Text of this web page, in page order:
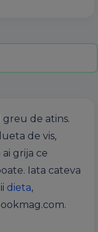
greu de atins.
de vis,
grija ce
Iata cateva
dieta,